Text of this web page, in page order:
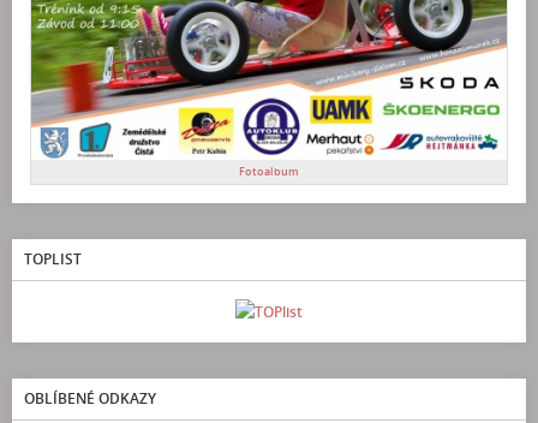
Fotoalbum
TOPLIST
OBLÍBENÉ ODKAZY